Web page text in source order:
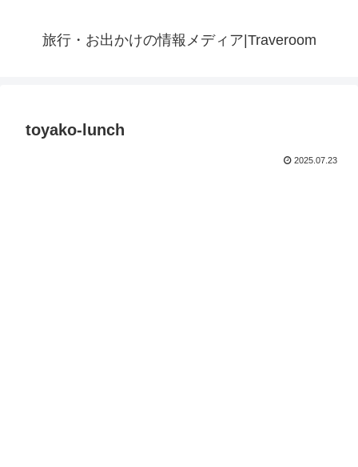
旅行・お出かけの情報メディア|Traveroom
toyako-lunch
2025.07.23